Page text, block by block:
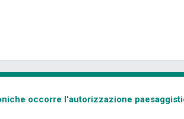
occorre l'autorizzazione